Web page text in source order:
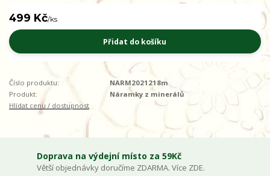
499 Kč/ks
Přidat do košíku
Číslo produktu:
NARM2021218m
Produkt:
Náramky z minerálů
Hlídat cenu / dostupnost
Doprava na výdejní místo za 59Kč
Větší objednávky doručíme ZDARMA. Více ZDE.